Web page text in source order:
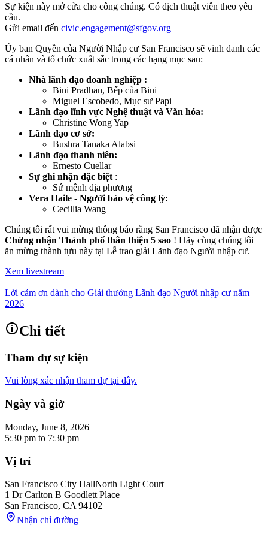
Sự kiện này mở cửa cho công chúng. Có dịch thuật viên theo yêu
cầu.
Gửi email đến civic.engagement@sfgov.org
Ủy ban Quyền của Người Nhập cư San Francisco sẽ vinh danh các
cá nhân và tổ chức xuất sắc trong các hạng mục sau:
Nhà lãnh đạo doanh nghiệp :
Bini Pradhan, Bếp của Bini
Miguel Escobedo, Mục sư Papi
Lãnh đạo lĩnh vực Nghệ thuật và Văn hóa:
Christine Wong Yap
Lãnh đạo cơ sở:
Bushra Tanaka Alabsi
Lãnh đạo thanh niên:
Ernesto Cuellar
Sự ghi nhận đặc biệt :
Sứ mệnh địa phương
Vera Haile - Người bảo vệ công lý:
Cecillia Wang
Chúng tôi rất vui mừng thông báo rằng San Francisco đã nhận được
Chứng nhận Thành phố thân thiện 5 sao ! Hãy cùng chúng tôi
ăn mừng thành tựu này tại Lễ trao giải Lãnh đạo Người nhập cư.
Xem livestream
Lời cảm ơn dành cho Giải thưởng Lãnh đạo Người nhập cư năm
2026
Chi tiết
Tham dự sự kiện
Vui lòng xác nhận tham dự tại đây.
Ngày và giờ
Monday, June 8, 2026
5:30 pm to 7:30 pm
Vị trí
San Francisco City HallNorth Light Court
1 Dr Carlton B Goodlett Place
San Francisco, CA 94102
Nhận chỉ đường